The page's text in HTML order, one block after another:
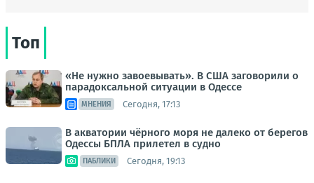
Топ
«Не нужно завоевывать». В США заговорили о
парадоксальной ситуации в Одессе
МНЕНИЯ Сегодня, 17:13
В акватории чёрного моря не далеко от берегов
Одессы БПЛА прилетел в судно
ПАБЛИКИ Сегодня, 19:13